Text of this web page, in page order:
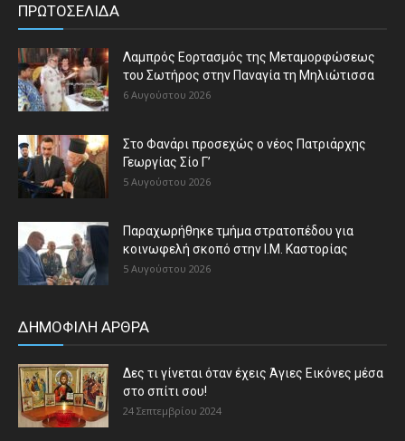
ΠΡΩΤΟΣΕΛΙΔΑ
Λαμπρός Εορτασμός της Μεταμορφώσεως
του Σωτήρος στην Παναγία τη Μηλιώτισσα
6 Αυγούστου 2026
Στο Φανάρι προσεχώς ο νέος Πατριάρχης
Γεωργίας Σίο Γ’
5 Αυγούστου 2026
Παραχωρήθηκε τμήμα στρατοπέδου για
κοινωφελή σκοπό στην Ι.Μ. Καστορίας
5 Αυγούστου 2026
ΔΗΜΟΦΙΛΗ ΑΡΘΡΑ
Δες τι γίνεται όταν έχεις Άγιες Εικόνες μέσα
στο σπίτι σου!
24 Σεπτεμβρίου 2024